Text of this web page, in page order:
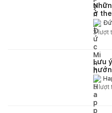
ở
3lượt
Lưu
5 lượt